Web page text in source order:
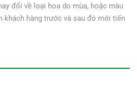
đổi về loại hoa do mùa, hoặc màu
khách hàng trước và sau đó mới tiến